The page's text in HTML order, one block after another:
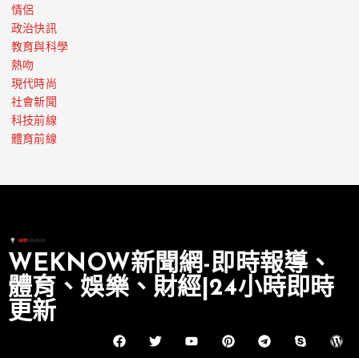
情侶
政治快訊
教育與科學
熱吻
現代時尚
社會新聞
科技前線
體育前線
WEKNOW新聞網-即時報導、
體育、娛樂、財經|24小時即時
更新